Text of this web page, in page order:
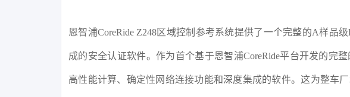
恩智浦CoreRide Z248区域控制参考系统提供了一个完整的A样品
成的安全认证软件。作为首个基于恩智浦CoreRide平台开发的完
高性能计算、确定性网络连接功能和深度集成的软件。这为整车